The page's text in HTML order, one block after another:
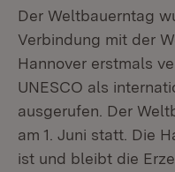
Der Weltbauerntag
Verbindung mit der
Hannover erstmals
UNESCO als
ausgerufen. Der
am 1. Juni statt. Die
ist und bleibt die